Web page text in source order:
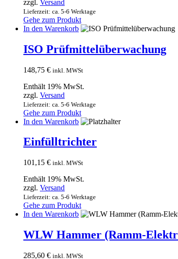
zzgl. Versand
Lieferzeit: ca. 5-6 Werktage
Gehe zum Produkt
In den Warenkorb
ISO Prüfmittelüberwachung
148,75 € inkl. MWSt
Enthält 19% MwSt.
zzgl. Versand
Lieferzeit: ca. 5-6 Werktage
Gehe zum Produkt
In den Warenkorb
Einfülltrichter
101,15 € inkl. MWSt
Enthält 19% MwSt.
zzgl. Versand
Lieferzeit: ca. 5-6 Werktage
Gehe zum Produkt
In den Warenkorb
WLW Hammer (Ramm-
285,60 € inkl. MWSt